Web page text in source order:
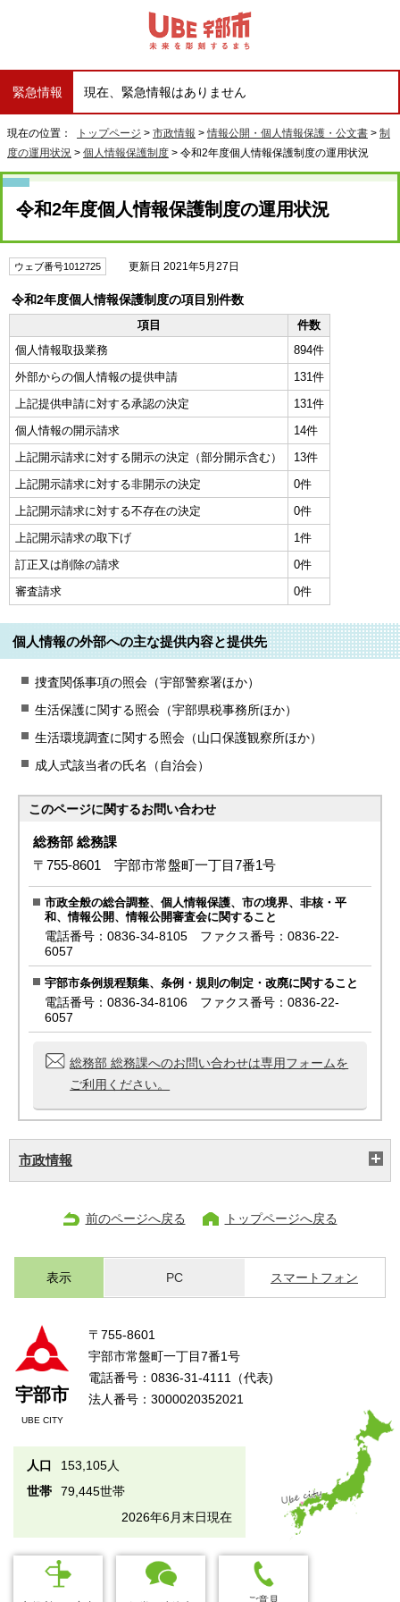
緊急情報 現在、緊急情報はありません
現在の位置： トップページ > 市政情報 >情報公開・個人情報保護・公文書 > 制
度の運用状況 > 個人情報保護制度 > 令和2年度個人情報保護制度の運用状況
令和2年度個人情報保護制度の運用状況
ウェブ番号1012725 更新日 2021年5月27日
令和2年度個人情報保護制度の項目別件数
項目
件数
個人情報取扱業務
894件
外部からの個人情報の提供申請
131件
上記提供申請に対する承認の決定
131件
個人情報の開示請求
14件
上記開示請求に対する開示の決定（部分開示含む）
13件
上記開示請求に対する非開示の決定
0件
上記開示請求に対する不存在の決定
0件
上記開示請求の取下げ
1件
訂正又は削除の請求
0件
審査請求
0件
個人情報の外部への主な提供内容と提供先
捜査関係事項の照会（宇部警察署ほか）
生活保護に関する照会（宇部県税事務所ほか）
生活環境調査に関する照会（山口保護観察所ほか）
成人式該当者の氏名（自治会）
このページに関するお問い合わせ
総務部 総務課
〒755-8601 宇部市常盤町一丁目7番1号
市政全般の総合調整、個人情報保護、市の境界、非核・平
和、情報公開、情報公開審査会に関すること
電話番号：0836-34-8105 ファクス番号：0836-22-
6057
宇部市条例規程類集、条例・規則の制定・改廃に関すること
電話番号：0836-34-8106 ファクス番号：0836-22-
6057
総務部 総務課へのお問い合わせは専用フォームを
ご利用ください。
市政情報
前のページへ戻る トップページへ戻る
表示 PC スマートフォン
宇部市
UBE CITY
〒755-8601
宇部市常盤町一丁目7番1号
電話番号：0836-31-4111（代表)
法人番号：3000020352021
人口
153,105人
世帯
79,445世帯
2026年6月末日現在